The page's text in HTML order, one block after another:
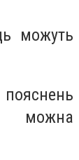
можуть
можна